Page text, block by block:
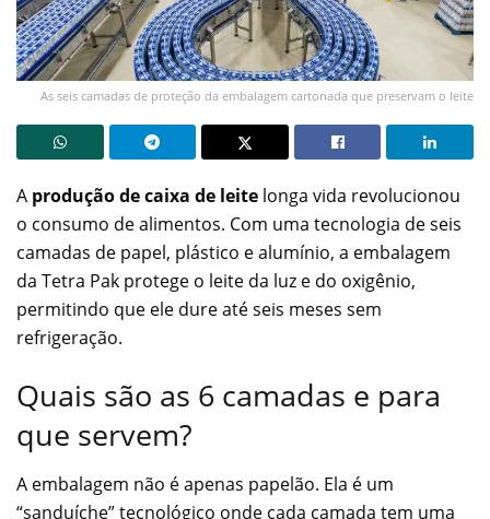
As seis camadas de proteção da embalagem cartonada que preservam o leite
A produção de caixa de leite longa vida revolucionou
o consumo de alimentos. Com uma tecnologia de seis
camadas de papel, plástico e alumínio, a embalagem
da Tetra Pak protege o leite da luz e do oxigênio,
permitindo que ele dure até seis meses sem
refrigeração.
Quais são as 6 camadas e para
que servem?
A embalagem não é apenas papelão. Ela é um
“sanduíche” tecnológico onde cada camada tem uma